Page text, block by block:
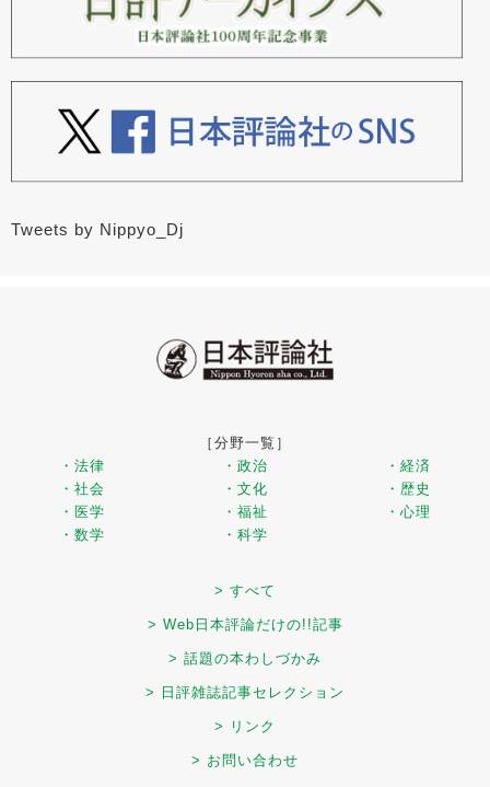
Tweets by Nippyo_Dj
［分野一覧］
・法律
・政治
・経済
・社会
・文化
・歴史
・医学
・福祉
・心理
・数学
・科学
> すべて
> Web日本評論だけの!!記事
> 話題の本わしづかみ
> 日評雑誌記事セレクション
> リンク
> お問い合わせ